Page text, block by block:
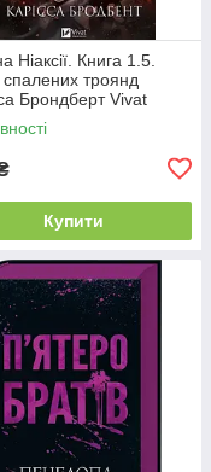
Ніаксії. Книга 1.5.
спалених троянд
Брондберт Vivat
Купити